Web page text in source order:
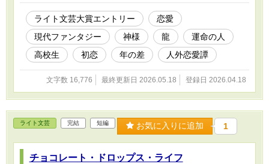
い。 やがて訪れる、避けられない別れ。 ――十
二年後にしか開かない“空の門”。 「それでも、
あなたを好きになってしまった」 これは、 神と
人のあいだで揺れながら、 愛を知り、 別れを知
り、 それでも忘れられなかった二人の、 “約
束”の物語。 ※本作はシリーズ作品です。続編に
『君ハ巳ノ運命のヒト』があります。
ライト文芸大賞エントリー
恋愛
現代ファンタジー
神様 龍
運命の人
高校生
初恋 年の差 人外恋愛譚
文字数 16,776 最終更新日 2026.05.18 登録日 2026.04.18
ライト文芸 完結 短編 お気に入りに追加 1
チョコレート・ドロップス・ライフ